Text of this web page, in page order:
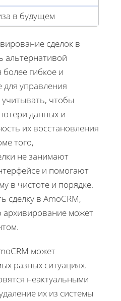
в будущем
сделок в
альтернативой
гибкое и
управления
чтобы
данных и
их восстановления
того,
не занимают
и помогают
в чистоте и порядке.
сделку в AmoCRM,
архивирование может
может
разных ситуациях.
неактуальными
их из системы